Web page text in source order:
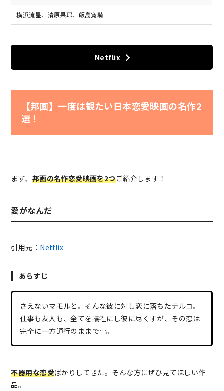
横浜流星、清原果耶、飯島寛騎
Netflix
【邦画】一度は観たい日本恋愛映画の名作2
選！
まず、 邦画の名作恋愛映画を2つご紹介します！
愛がなんだ
引用元： Netflix
あらすじ
さえないマモルと。そんな彼に対し恋に落ちたテルコ。
仕事も友人も、全てを犠牲にし彼に尽くすが、その恋は
完全に一方通行のままで…。
不器用な恋愛ばかりしてきた。そんな方にぜひ見てほしい作
品。